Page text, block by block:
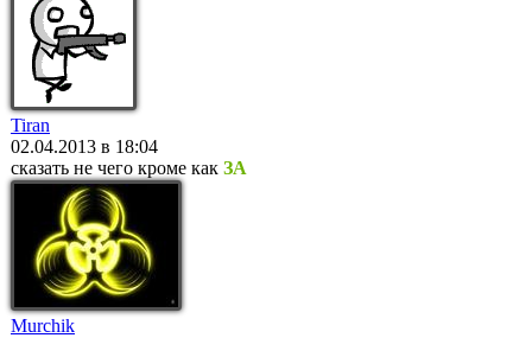
Tiran
02.04.2013 в 18:04
сказать не чего кроме как ЗА
Murchik